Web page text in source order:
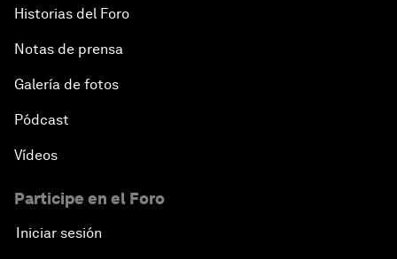
Historias del Foro
Notas de prensa
Galería de fotos
Pódcast
Vídeos
Participe en el Foro
Iniciar sesión